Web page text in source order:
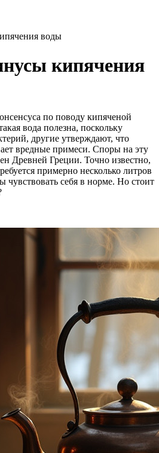
воды
кипячения
по поводу кипяченой
вода полезна, поскольку
другие утверждают, что
вредные примеси. Споры на эту
Древней Греции. Точно известно,
примерно несколько литров
чувствовать себя в норме. Но стоит